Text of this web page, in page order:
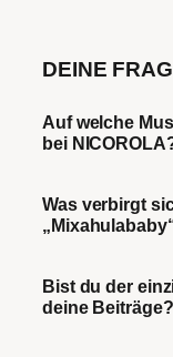
DEINE
Auf welche
bei
Was verbirgt
Bist du der
deine Beiträge?